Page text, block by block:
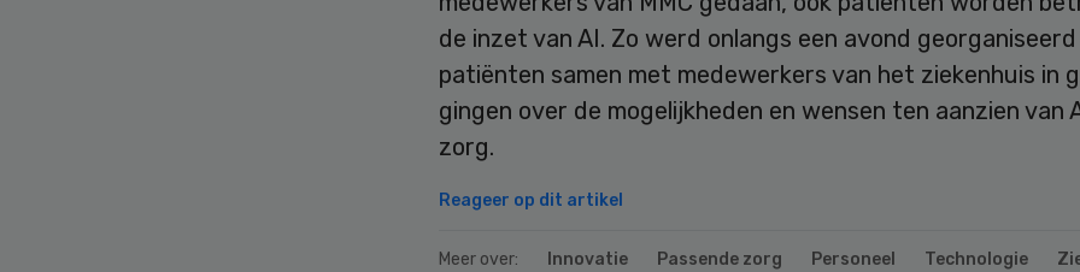
de inzet van AI. Zo werd onlangs een avond
patiënten samen met medewerkers van het ziekenhuis in
gingen over de mogelijkheden en wensen ten aanzien van
zorg.
Reageer op dit artikel
Meer over: Innovatie Passende zorg Personeel Technologie